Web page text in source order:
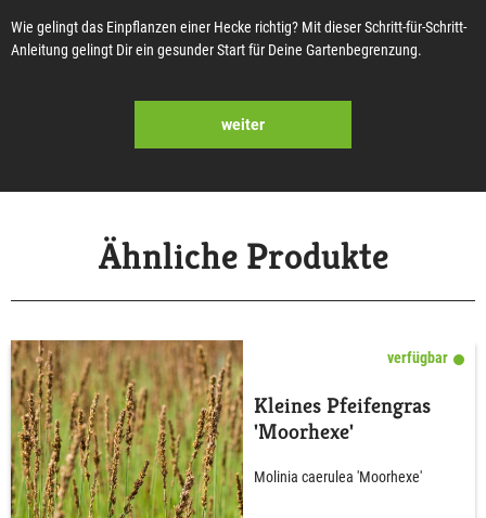
Wie gelingt das Einpflanzen einer Hecke richtig? Mit dieser Schritt-für-Schritt-
Anleitung gelingt Dir ein gesunder Start für Deine Gartenbegrenzung.
weiter
Ähnliche Produkte
verfügbar
Kleines Pfeifengras
'Moorhexe'
Molinia caerulea 'Moorhexe'